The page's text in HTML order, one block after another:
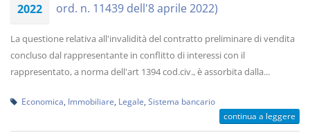
2022
ord. n. 11439 dell'8 aprile 2022)
La questione relativa all'invalidità del contratto preliminare di vendita
concluso dal rappresentante in conflitto di interessi con il
rappresentato, a norma dell'art 1394 cod.civ., è assorbita dalla...
Economica Immobiliare Legale Sistema bancario
continua a leggere